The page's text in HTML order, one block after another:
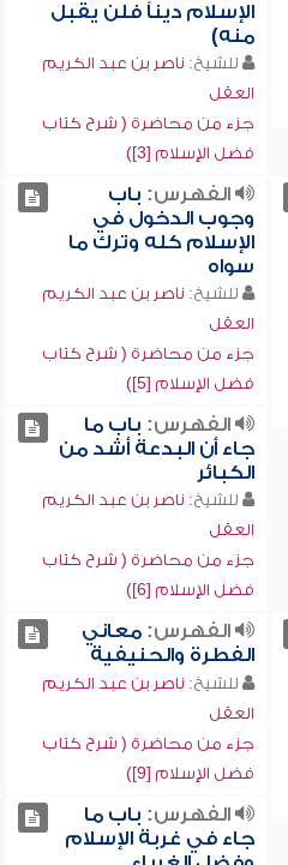
الإسلام ديناً فلن يقبل
منه)
للشيخ: ناصر بن عبد الكريم
العقل
جزء من محاضرة ( شرح كتاب
فضل الإسلام [3])
الفهرس: باب
وجوب الدخول في
الإسلام كله وترك ما
سواه
للشيخ: ناصر بن عبد الكريم
العقل
جزء من محاضرة ( شرح كتاب
فضل الإسلام [5])
الفهرس: باب ما
جاء أن البدعة أشد من
الكبائر
للشيخ: ناصر بن عبد الكريم
العقل
جزء من محاضرة ( شرح كتاب
فضل الإسلام [6])
الفهرس:معاني
الفطرة والحنيفية
للشيخ: ناصر بن عبد الكريم
العقل
جزء من محاضرة ( شرح كتاب
فضل الإسلام [9])
الفهرس: باب ما
جاء في غربة الإسلام